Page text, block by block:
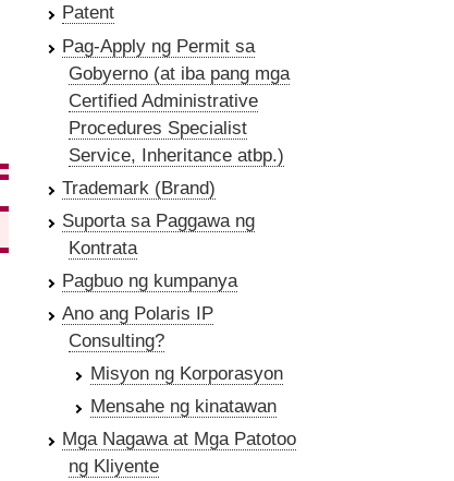
Patent
Pag-Apply ng Permit sa
Gobyerno (at iba pang mga
Certified Administrative
Procedures Specialist
Service, Inheritance atbp.)
Trademark (Brand)
Suporta sa Paggawa ng
Kontrata
Pagbuo ng kumpanya
Ano ang Polaris IP
Consulting?
Misyon ng Korporasyon
Mensahe ng kinatawan
Mga Nagawa at Mga Patotoo
ng Kliyente